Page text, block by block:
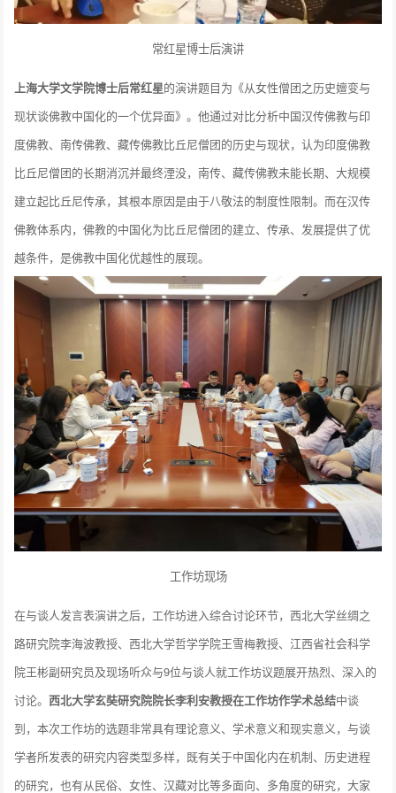
常红星博士后演讲
上海大学文学院博士后常红星的演讲题目为《从女性僧团之历史嬗变与
现状谈佛教中国化的一个优异面》。他通过对比分析中国汉传佛教与印
度佛教、南传佛教、藏传佛教比丘尼僧团的历史与现状，认为印度佛教
比丘尼僧团的长期消沉并最终湮没，南传、藏传佛教未能长期、大规模
建立起比丘尼传承，其根本原因是由于八敬法的制度性限制。而在汉传
佛教体系内，佛教的中国化为比丘尼僧团的建立、传承、发展提供了优
越条件，是佛教中国化优越性的展现。
工作坊现场
在与谈人发言表演讲之后，工作坊进入综合讨论环节，西北大学丝绸之
路研究院李海波教授、西北大学哲学学院王雪梅教授、江西省社会科学
院王彬副研究员及现场听众与9位与谈人就工作坊议题展开热烈、深入的
讨论。西北大学玄奘研究院院长李利安教授在工作坊作学术总结中谈
到，本次工作坊的选题非常具有理论意义、学术意义和现实意义，与谈
学者所发表的研究内容类型多样，既有关于中国化内在机制、历史进程
的研究，也有从民俗、女性、汉藏对比等多面向、多角度的研究，大家